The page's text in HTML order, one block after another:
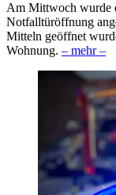
Am Mittwoch wurde
Notfalltüröffnung
Mitteln geöffnet
Wohnung. – mehr –